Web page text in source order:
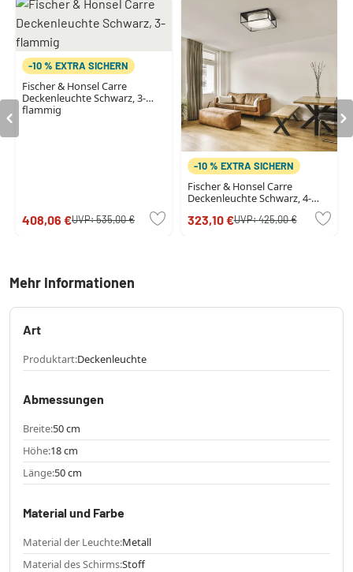
-10 % EXTRA SICHERN
Fischer & Honsel Carre
Deckenleuchte Schwarz, 3-
flammig
408,06 €UVP:535,00 €
-10 % EXTRA SICHERN
Fischer & Honsel Carre
Deckenleuchte Schwarz, 4-
323,10 €UVP:425,00 €
Mehr Informationen
Art
Produktart:Deckenleuchte
Abmessungen
Breite:50 cm
Höhe:18 cm
Länge:50 cm
Material und Farbe
Material der Leuchte:Metall
Material des Schirms:Stoff